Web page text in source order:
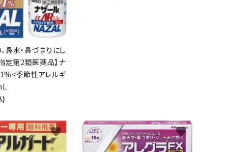
鼻水・鼻づまりにし
指定第2類医薬品】ナ
季節性アレルギ
)
favorite favorite